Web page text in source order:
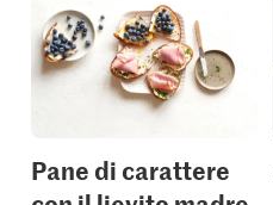
Pane di carattere